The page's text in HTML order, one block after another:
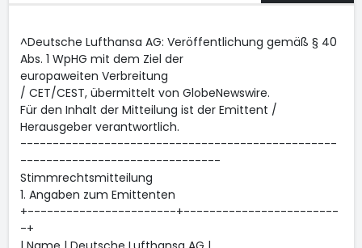
^Deutsche Lufthansa AG: Veröffentlichung gemäß § 40
Abs. 1 WpHG mit dem Ziel der
europaweiten Verbreitung
/ CET/CEST, übermittelt von GlobeNewswire.
Für den Inhalt der Mitteilung ist der Emittent /
Herausgeber verantwortlich.
-------------------------------------------------
-------------------------------
Stimmrechtsmitteilung
1. Angaben zum Emittenten
+-----------------------+------------------------
-+